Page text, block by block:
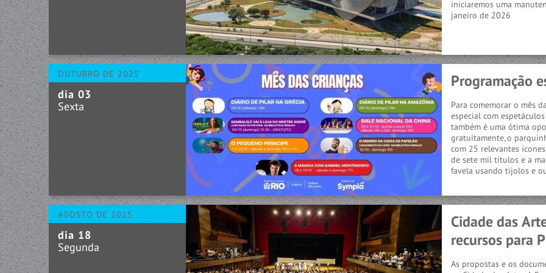
iniciaremos uma
janeiro de 2026
OUTUBRO DE 2025
dia 03
Sexta
Programação
Para comemorar o mês
especial com
também é uma ótima
gratuitamente, o
com 25 relevantes
de sete mil títulos e a
favela usando tijolos e
AGOSTO DE 2025
dia 18
Segunda
Cidade das
recursos para
As propostas e os